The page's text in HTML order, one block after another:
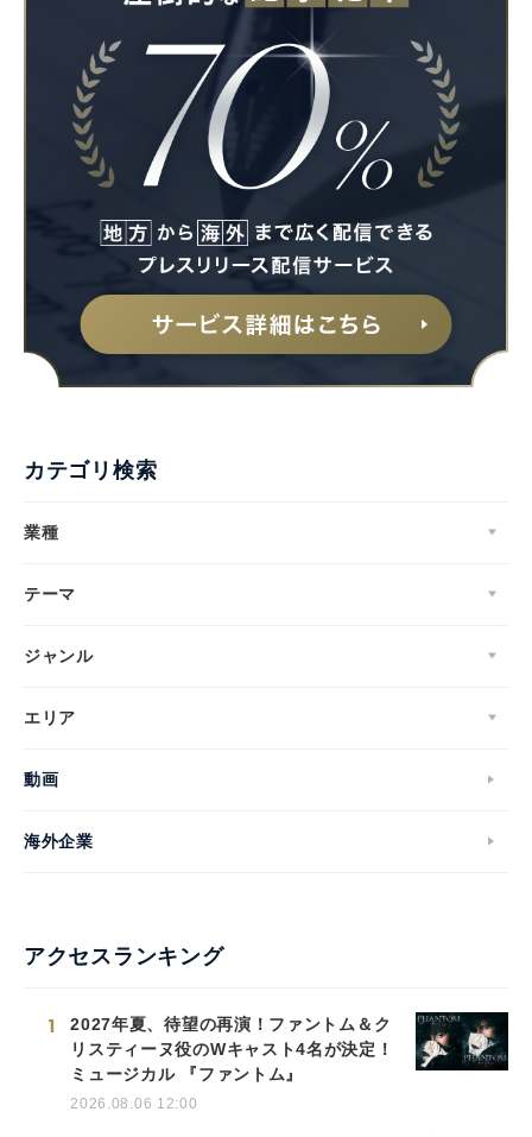
カテゴリ検索
業種
テーマ
ジャンル
エリア
動画
海外企業
アクセスランキング
1
2027年夏、待望の再演！ファントム＆ク
リスティーヌ役のWキャスト4名が決定！
ミュージカル 『ファントム』
2026.08.06 12:00